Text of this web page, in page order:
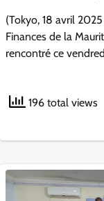
(Tokyo, 18 avril
Finances de la
rencontré ce
196 total views